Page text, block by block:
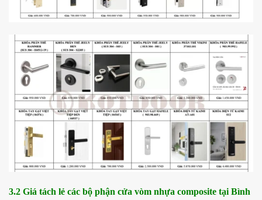
3.2 Giá tách lẻ các bộ phận cửa vòm nhựa composite tại Bình